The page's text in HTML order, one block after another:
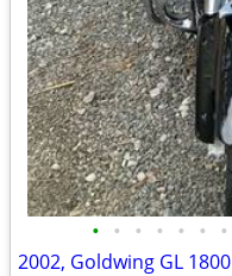
• • • • • • •
2002, Goldwing GL 1800